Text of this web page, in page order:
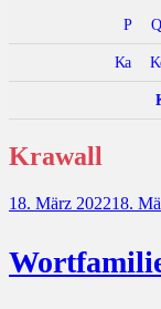
P Q
Ka
Krawall
18. März 202218.
Wort